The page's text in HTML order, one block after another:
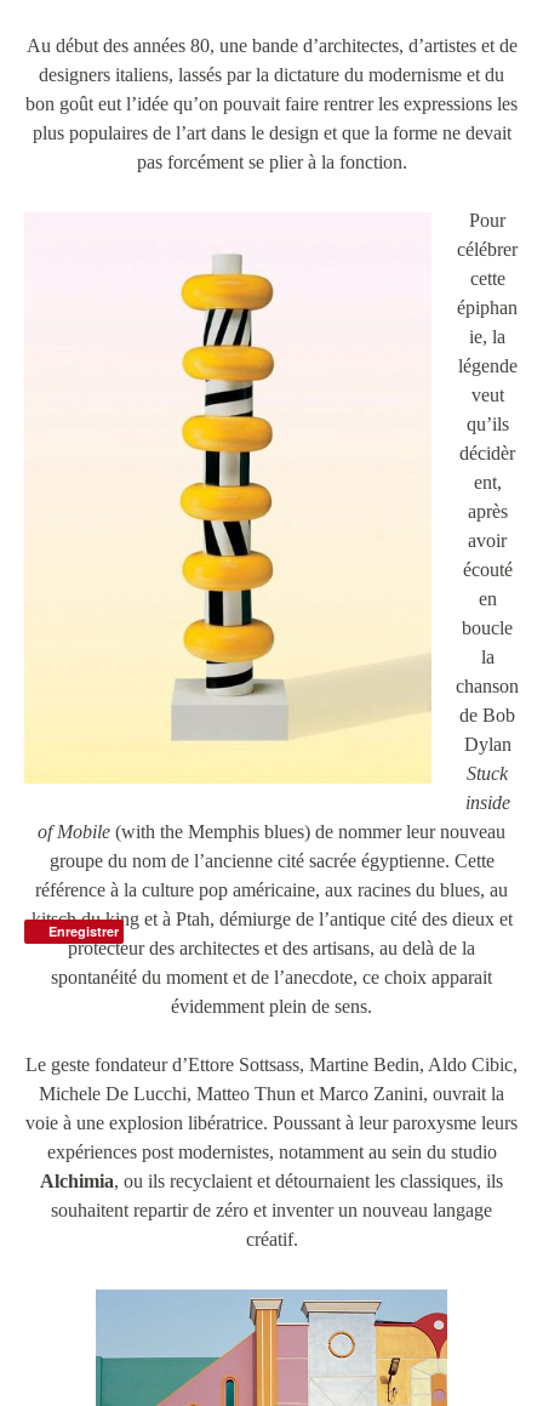
Au début des années 80, une bande d’architectes, d’artistes et de
designers italiens, lassés par la dictature du modernisme et du
bon goût eut l’idée qu’on pouvait faire rentrer les expressions les
plus populaires de l’art dans le design et que la forme ne devait
pas forcément se plier à la fonction.
Pour
célébrer
cette
épiphan
ie, la
légende
veut
qu’ils
décidèr
ent,
après
avoir
écouté
en
boucle
la
chanson
de Bob
Dylan
Stuck
inside
of Mobile (with the Memphis blues) de nommer leur nouveau
groupe du nom de l’ancienne cité sacrée égyptienne. Cette
référence à la culture pop américaine, aux racines du blues, au
kitsch du king et à Ptah, démiurge de l’antique cité des dieux et
protecteur des architectes et des artisans, au delà de la
spontanéité du moment et de l’anecdote, ce choix apparait
évidemment plein de sens.
Le geste fondateur d’Ettore Sottsass, Martine Bedin, Aldo Cibic,
Michele De Lucchi, Matteo Thun et Marco Zanini, ouvrait la
voie à une explosion libératrice. Poussant à leur paroxysme leurs
expériences post modernistes, notamment au sein du studio
Alchimia, ou ils recyclaient et détournaient les classiques, ils
souhaitent repartir de zéro et inventer un nouveau langage
créatif.
Enregistrer